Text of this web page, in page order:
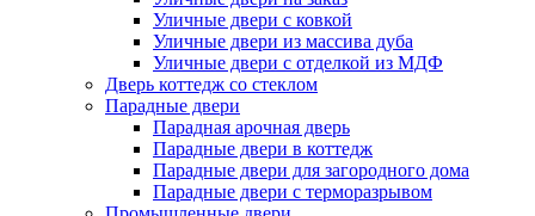
Уличные двери с ковкой
Уличные двери из массива дуба
Уличные двери с отделкой из МДФ
Дверь коттедж со стеклом
Парадные двери
Парадная арочная дверь
Парадные двери в коттедж
Парадные двери для загородного дома
Парадные двери с терморазрывом